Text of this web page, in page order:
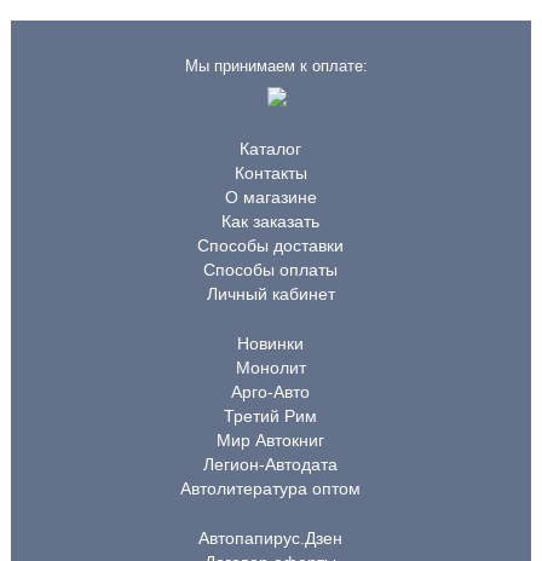
Мы принимаем к оплате:
Каталог
Контакты
О магазине
Как заказать
Способы доставки
Способы оплаты
Личный кабинет
Новинки
Монолит
Арго-Авто
Третий Рим
Мир Автокниг
Легион-Автодата
Автолитература оптом
Автопапирус.Дзен